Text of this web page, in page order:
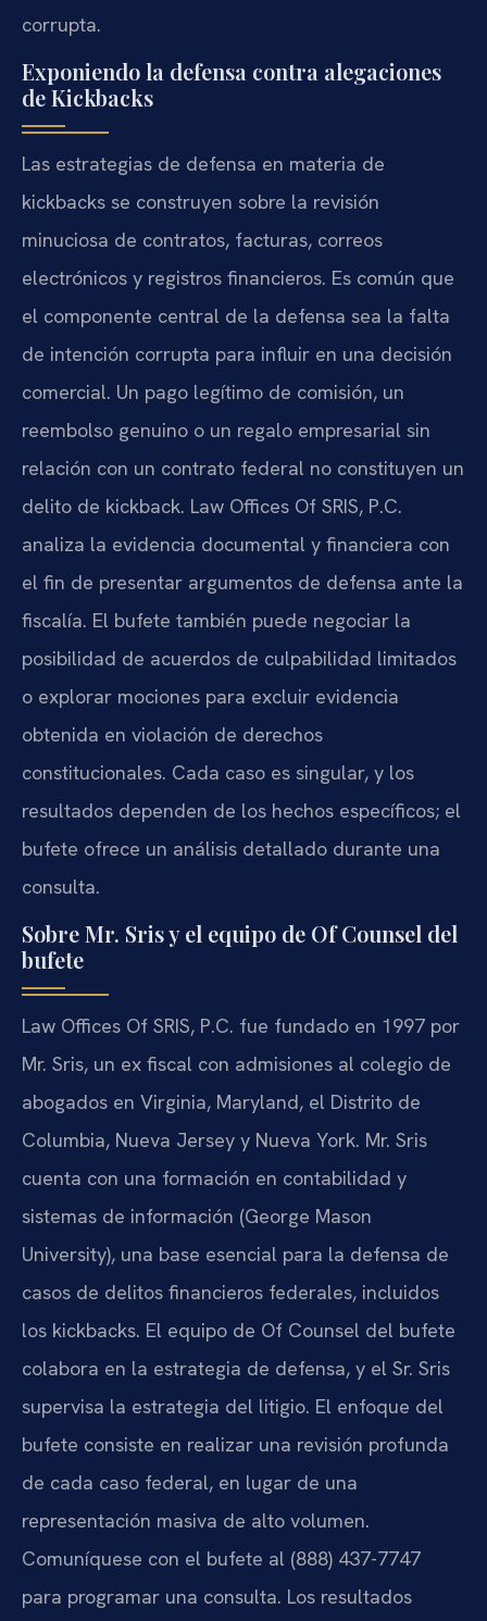
corrupta.
Exponiendo la defensa contra alegaciones
de Kickbacks
Las estrategias de defensa en materia de
kickbacks se construyen sobre la revisión
minuciosa de contratos, facturas, correos
electrónicos y registros financieros. Es común que
el componente central de la defensa sea la falta
de intención corrupta para influir en una decisión
comercial. Un pago legítimo de comisión, un
reembolso genuino o un regalo empresarial sin
relación con un contrato federal no constituyen un
delito de kickback. Law Offices Of SRIS, P.C.
analiza la evidencia documental y financiera con
el fin de presentar argumentos de defensa ante la
fiscalía. El bufete también puede negociar la
posibilidad de acuerdos de culpabilidad limitados
o explorar mociones para excluir evidencia
obtenida en violación de derechos
constitucionales. Cada caso es singular, y los
resultados dependen de los hechos específicos; el
bufete ofrece un análisis detallado durante una
consulta.
Sobre Mr. Sris y el equipo de Of Counsel del
bufete
Law Offices Of SRIS, P.C. fue fundado en 1997 por
Mr. Sris, un ex fiscal con admisiones al colegio de
abogados en Virginia, Maryland, el Distrito de
Columbia, Nueva Jersey y Nueva York. Mr. Sris
cuenta con una formación en contabilidad y
sistemas de información (George Mason
University), una base esencial para la defensa de
casos de delitos financieros federales, incluidos
los kickbacks. El equipo de Of Counsel del bufete
colabora en la estrategia de defensa, y el Sr. Sris
supervisa la estrategia del litigio. El enfoque del
bufete consiste en realizar una revisión profunda
de cada caso federal, en lugar de una
representación masiva de alto volumen.
Comuníquese con el bufete al (888) 437-7747
para programar una consulta. Los resultados